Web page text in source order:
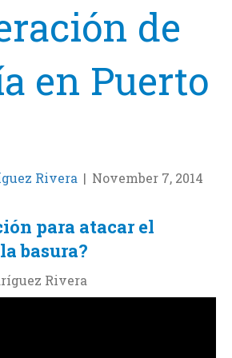
de
en Puerto
Rivera | November 7, 2014
para atacar el
basura?
Rivera